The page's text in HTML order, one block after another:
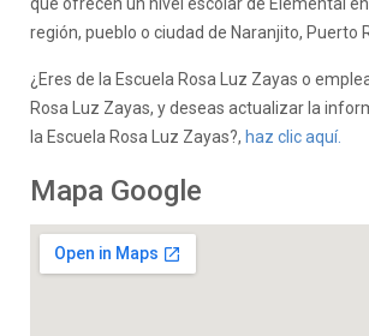
región, pueblo o ciudad de Naranjito, Puerto
¿Eres de la Escuela Rosa Luz Zayas o
Rosa Luz Zayas, y deseas actualizar la
la Escuela Rosa Luz Zayas?, haz clic aquí.
Mapa Google